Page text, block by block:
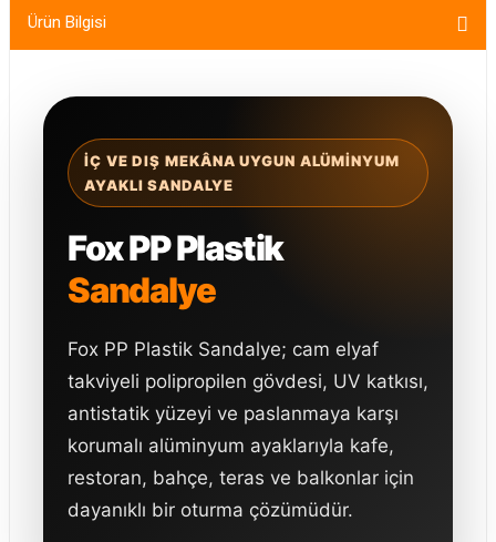
Ürün Bilgisi
İÇ VE DIŞ MEKÂNA UYGUN ALÜMINYUM
AYAKLI SANDALYE
Fox PP Plastik
Sandalye
Fox PP Plastik Sandalye; cam elyaf
takviyeli polipropilen gövdesi, UV katkısı,
antistatik yüzeyi ve paslanmaya karşı
korumalı alüminyum ayaklarıyla kafe,
restoran, bahçe, teras ve balkonlar için
dayanıklı bir oturma çözümüdür.